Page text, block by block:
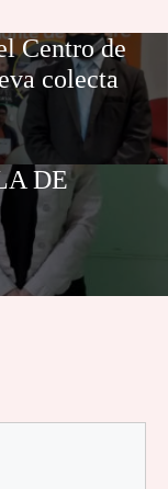
Centro de
colecta
DE